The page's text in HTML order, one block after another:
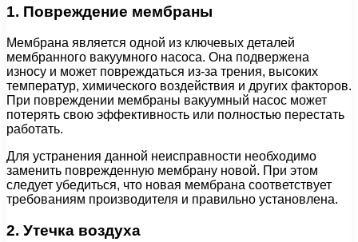
1. Повреждение мембраны
Мембрана является одной из ключевых деталей
мембранного вакуумного насоса. Она подвержена
износу и может повреждаться из-за трения, высоких
температур, химического воздействия и других факторов.
При повреждении мембраны вакуумный насос может
потерять свою эффективность или полностью перестать
работать.
Для устранения данной неисправности необходимо
заменить поврежденную мембрану новой. При этом
следует убедиться, что новая мембрана соответствует
требованиям производителя и правильно установлена.
2. Утечка воздуха